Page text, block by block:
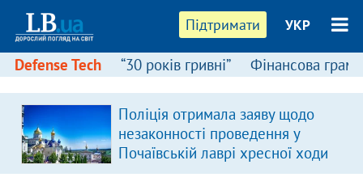
Підтримати УКР
Defense Tech “30 років гривні” Фінансова
Поліція отримала заяву щодо
незаконності проведення у
Почаївській лаврі хресної ходи